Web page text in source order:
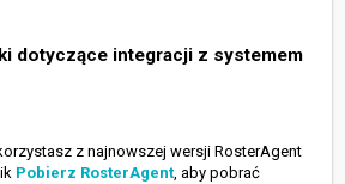
dotyczące integracji z systemem
z najnowszej wersji RosterAgent
Pobierz RosterAgent, aby pobrać